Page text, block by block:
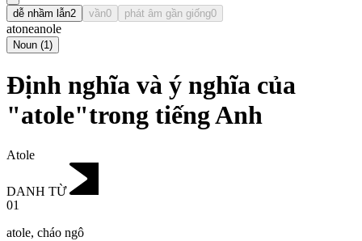
dễ nhầm lẫn2 vần0 phát âm gần giống0
atoneanole
Noun (1)
Định nghĩa và ý nghĩa của
"atole"trong tiếng Anh
Atole
DANH TỪ
01
atole, cháo ngô